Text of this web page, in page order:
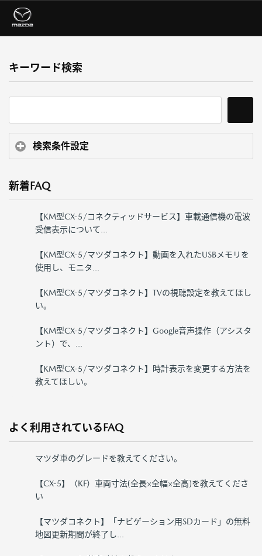
キーワード検索
検索条件設定
新着FAQ
【KM型CX-5/コネクティッドサービス】車載通信機の電波
受信表示について...
【KM型CX-5/マツダコネクト】動画を入れたUSBメモリを
使用し、モニタ...
【KM型CX-5/マツダコネクト】TVの視聴設定を教えてほし
い。
【KM型CX-5/マツダコネクト】Google音声操作（アシスタ
ント）で、...
【KM型CX-5/マツダコネクト】時計表示を変更する方法を
教えてほしい。
よく利用されているFAQ
マツダ車のグレードを教えてください。
【CX-5】（KF）車両寸法(全長×全幅×全高)を教えてくださ
い
【マツダコネクト】「ナビゲーション用SDカード」の無料
地図更新期間が終了し...